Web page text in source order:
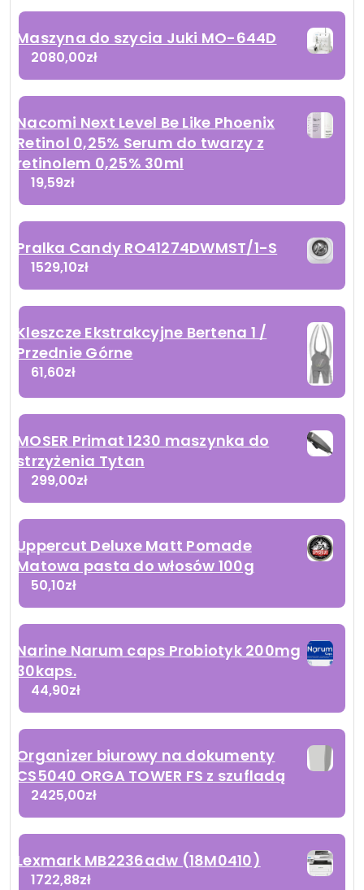
Maszyna do szycia Juki MO-644D
2080,00zł
Nacomi Next Level Be Like Phoenix
Retinol 0,25% Serum do twarzy z
retinolem 0,25% 30ml
19,59zł
Pralka Candy RO41274DWMST/1-S
1529,10zł
Kleszcze Ekstrakcyjne Bertena 1 /
Przednie Górne
61,60zł
MOSER Primat 1230 maszynka do
strzyżenia Tytan
299,00zł
Uppercut Deluxe Matt Pomade
Matowa pasta do włosów 100g
50,10zł
Narine Narum caps Probiotyk 200mg
30kaps.
44,90zł
Organizer biurowy na dokumenty
CS5040 ORGA TOWER FS z szufladą
2425,00zł
Lexmark MB2236adw (18M0410)
1722,88zł